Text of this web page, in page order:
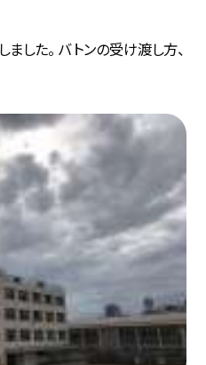
した。 バトンの受け渡し方、